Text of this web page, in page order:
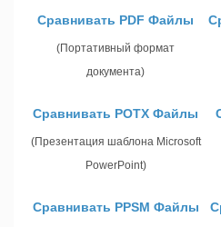
Сравнивать PDF Файлы
(Портативный формат
документа)
Сравнивать POTX Файлы
(Презентация шаблона Microsoft
PowerPoint)
Сравнивать PPSM Файлы